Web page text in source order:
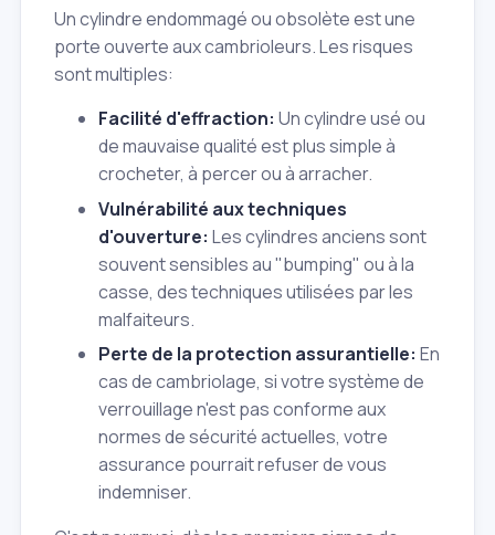
Un cylindre endommagé ou obsolète est une
porte ouverte aux cambrioleurs. Les risques
sont multiples:
Facilité d'effraction: Un cylindre usé ou
de mauvaise qualité est plus simple à
crocheter, à percer ou à arracher.
Vulnérabilité aux techniques
d'ouverture: Les cylindres anciens sont
souvent sensibles au "bumping" ou à la
casse, des techniques utilisées par les
malfaiteurs.
Perte de la protection assurantielle: En
cas de cambriolage, si votre système de
verrouillage n'est pas conforme aux
normes de sécurité actuelles, votre
assurance pourrait refuser de vous
indemniser.